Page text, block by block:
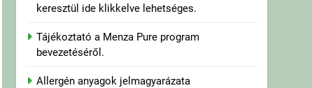
keresztül ide klikkelve lehetséges.
Tájékoztató a Menza Pure program
bevezetéséről.
Allergén anyagok jelmagyarázata